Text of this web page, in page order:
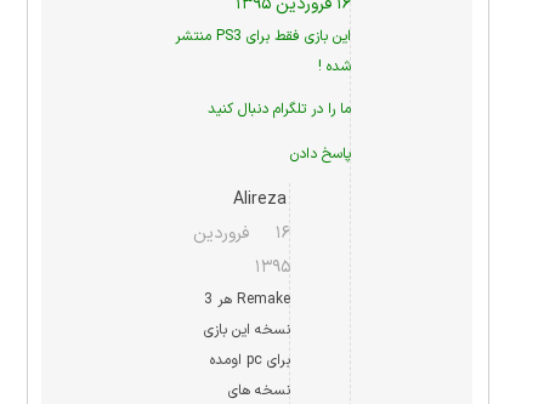
این بازی فقط برای PS3 منتشر
شده !
ما را درتلگرام دنبال کنید
پاسخ دادن
Alireza
۱۶ فروردین
۱۳۹۵
Remake هر 3
نسخه این بازی
برای pc اومده
نسخه های